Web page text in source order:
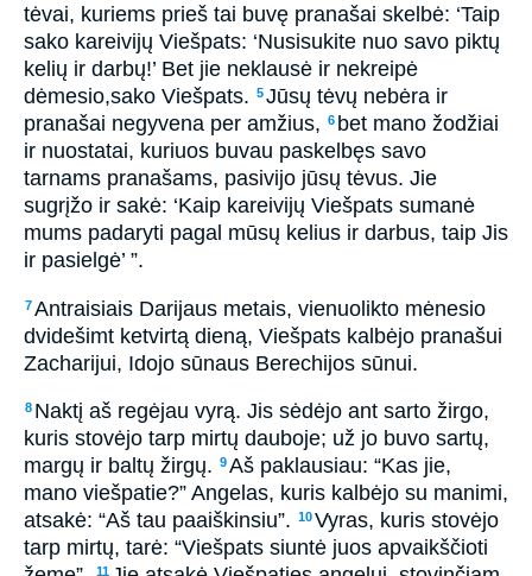
tėvai, kuriems prieš tai buvę pranašai skelbė: ‘Taip
sako kareivijų Viešpats: ‘Nusisukite nuo savo piktų
kelių ir darbų!’ Bet jie neklausė ir nekreipė
dėmesio,­sako Viešpats.­ 5Jūsų tėvų nebėra ir
pranašai negyvena per amžius, 6 bet mano žodžiai
ir nuostatai, kuriuos buvau paskelbęs savo
tarnams pranašams, pasivijo jūsų tėvus. Jie
sugrįžo ir sakė: ‘Kaip kareivijų Viešpats sumanė
mums padaryti pagal mūsų kelius ir darbus, taip Jis
ir pasielgė’ ”.
7Antraisiais Darijaus metais, vienuolikto mėnesio
dvidešimt ketvirtą dieną, Viešpats kalbėjo pranašui
Zacharijui, Idojo sūnaus Berechijos sūnui.
8 Naktį aš regėjau vyrą. Jis sėdėjo ant sarto žirgo,
kuris stovėjo tarp mirtų dauboje; už jo buvo sartų,
margų ir baltų žirgų. 9Aš paklausiau: “Kas jie,
mano viešpatie?” Angelas, kuris kalbėjo su manimi,
atsakė: “Aš tau paaiškinsiu”. 10Vyras, kuris stovėjo
tarp mirtų, tarė: “Viešpats siuntė juos apvaikščioti
11